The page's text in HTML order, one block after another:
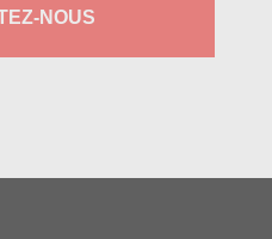
NOUS